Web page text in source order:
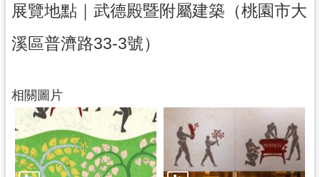
隱
私
權
網
站
安
全
政
展覽地點｜武德殿暨附屬建築（桃園市大
溪區普濟路33-3號）
相關圖片